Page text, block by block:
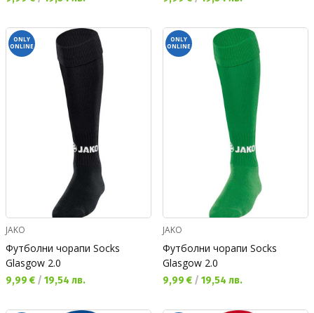
ONLY
ONLINE
JAKO
Футболни чорапи Socks
Glasgow 2.0
Текуща цена:
9,99 € / 19,54 лв.
ONLY
ONLINE
JAKO
Футболни чорапи Socks
Glasgow 2.0
Текуща цена:
9,99 € / 19,54 лв.